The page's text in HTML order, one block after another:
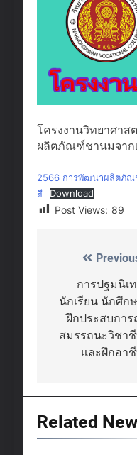
โครงงานวิทยาศา
ผลิตภัณฑ์ชานมจาก
2566 การพัฒนาผลิตภัณ
สี
Download
Post Views: 89
Post
navigation
การปฐมนิเ
นักเรียน นักศึก
ฝึกประสบกา
สมรรถนะวิชา
และฝึกอา
Related